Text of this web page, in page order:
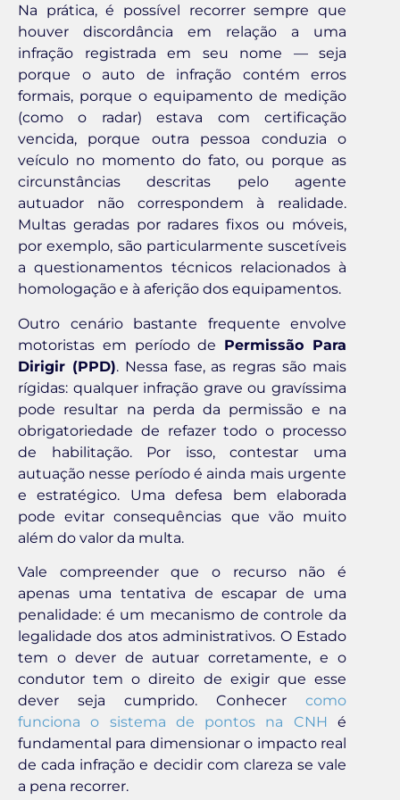
Na prática, é possível recorrer sempre que
houver discordância em relação a uma
infração registrada em seu nome — seja
porque o auto de infração contém erros
formais, porque o equipamento de medição
(como o radar) estava com certificação
vencida, porque outra pessoa conduzia o
veículo no momento do fato, ou porque as
circunstâncias descritas pelo agente
autuador não correspondem à realidade.
Multas geradas por radares fixos ou móveis,
por exemplo, são particularmente suscetíveis
a questionamentos técnicos relacionados à
homologação e à aferição dos equipamentos.
Outro cenário bastante frequente envolve
motoristas em período de Permissão Para
Dirigir (PPD). Nessa fase, as regras são mais
rígidas: qualquer infração grave ou gravíssima
pode resultar na perda da permissão e na
obrigatoriedade de refazer todo o processo
de habilitação. Por isso, contestar uma
autuação nesse período é ainda mais urgente
e estratégico. Uma defesa bem elaborada
pode evitar consequências que vão muito
além do valor da multa.
Vale compreender que o recurso não é
apenas uma tentativa de escapar de uma
penalidade: é um mecanismo de controle da
legalidade dos atos administrativos. O Estado
tem o dever de autuar corretamente, e o
condutor tem o direito de exigir que esse
dever seja cumprido. Conhecer como
funciona o sistema de pontos na CNH é
fundamental para dimensionar o impacto real
de cada infração e decidir com clareza se vale
a pena recorrer.